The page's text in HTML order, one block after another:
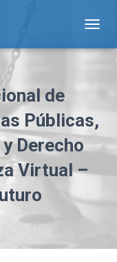
O
A
de
Públicas,
Derecho
Virtual –